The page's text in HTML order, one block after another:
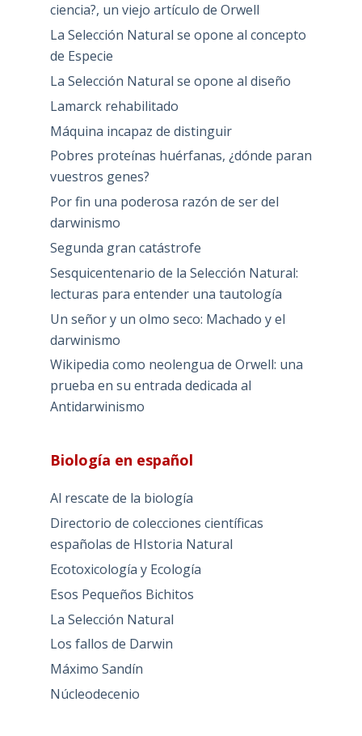
ciencia?, un viejo artículo de Orwell
La Selección Natural se opone al concepto
de Especie
La Selección Natural se opone al diseño
Lamarck rehabilitado
Máquina incapaz de distinguir
Pobres proteínas huérfanas, ¿dónde paran
vuestros genes?
Por fin una poderosa razón de ser del
darwinismo
Segunda gran catástrofe
Sesquicentenario de la Selección Natural:
lecturas para entender una tautología
Un señor y un olmo seco: Machado y el
darwinismo
Wikipedia como neolengua de Orwell: una
prueba en su entrada dedicada al
Antidarwinismo
Biología en español
Al rescate de la biología
Directorio de colecciones científicas
españolas de HIstoria Natural
Ecotoxicología y Ecología
Esos Pequeños Bichitos
La Selección Natural
Los fallos de Darwin
Máximo Sandín
Núcleodecenio